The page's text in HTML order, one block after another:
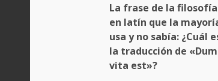
La frase de la filosofía
en latín que la
usa y no sabía: ¿Cuál
la traducción de «Dum
vita est»?